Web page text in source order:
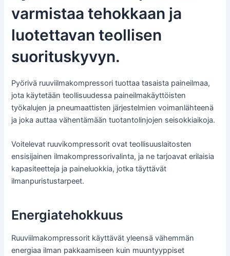
varmistaa tehokkaan ja
luotettavan teollisen
suorituskyvyn.
Pyörivä ruuviilmakompressori tuottaa tasaista paineilmaa,
jota käytetään teollisuudessa paineilmakäyttöisten
työkalujen ja pneumaattisten järjestelmien voimanlähteenä
ja joka auttaa vähentämään tuotantolinjojen seisokkiaikoja.
Voitelevat ruuvikompressorit ovat teollisuuslaitosten
ensisijainen ilmakompressorivalinta, ja ne tarjoavat erilaisia
kapasiteetteja ja paineluokkia, jotka täyttävät
ilmanpuristustarpeet.
Energiatehokkuus
Ruuviilmakompressorit käyttävät yleensä vähemmän
energiaa ilman pakkaamiseen kuin muuntyyppiset